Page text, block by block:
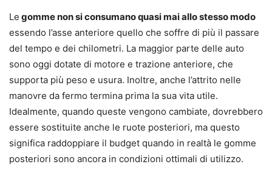
Le gomme non si consumano quasi mai allo stesso modo
essendo l’asse anteriore quello che soffre di più il passare
del tempo e dei chilometri. La maggior parte delle auto
sono oggi dotate di motore e trazione anteriore, che
supporta più peso e usura. Inoltre, anche l’attrito nelle
manovre da fermo termina prima la sua vita utile.
Idealmente, quando queste vengono cambiate, dovrebbero
essere sostituite anche le ruote posteriori, ma questo
significa raddoppiare il budget quando in realtà le gomme
posteriori sono ancora in condizioni ottimali di utilizzo.